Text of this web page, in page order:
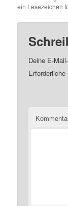
ein Lesezeichen
Deine E-